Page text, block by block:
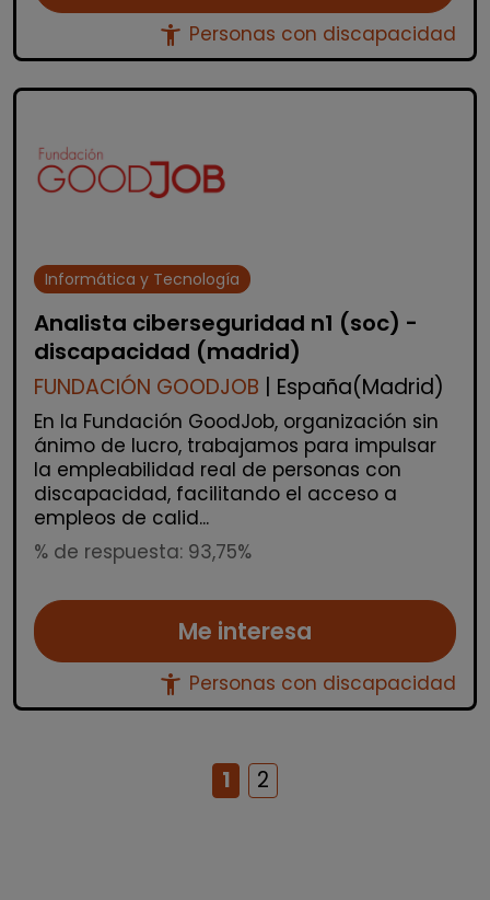
accessibility_new Personas con discapacidad
Informática y Tecnología
Analista ciberseguridad n1 (soc) -
discapacidad (madrid)
FUNDACIÓN GOODJOB | España(Madrid)
En la Fundación GoodJob, organización sin
ánimo de lucro, trabajamos para impulsar
la empleabilidad real de personas con
discapacidad, facilitando el acceso a
empleos de calid...
% de respuesta: 93,75%
Me interesa
accessibility_new Personas con discapacidad
1 2